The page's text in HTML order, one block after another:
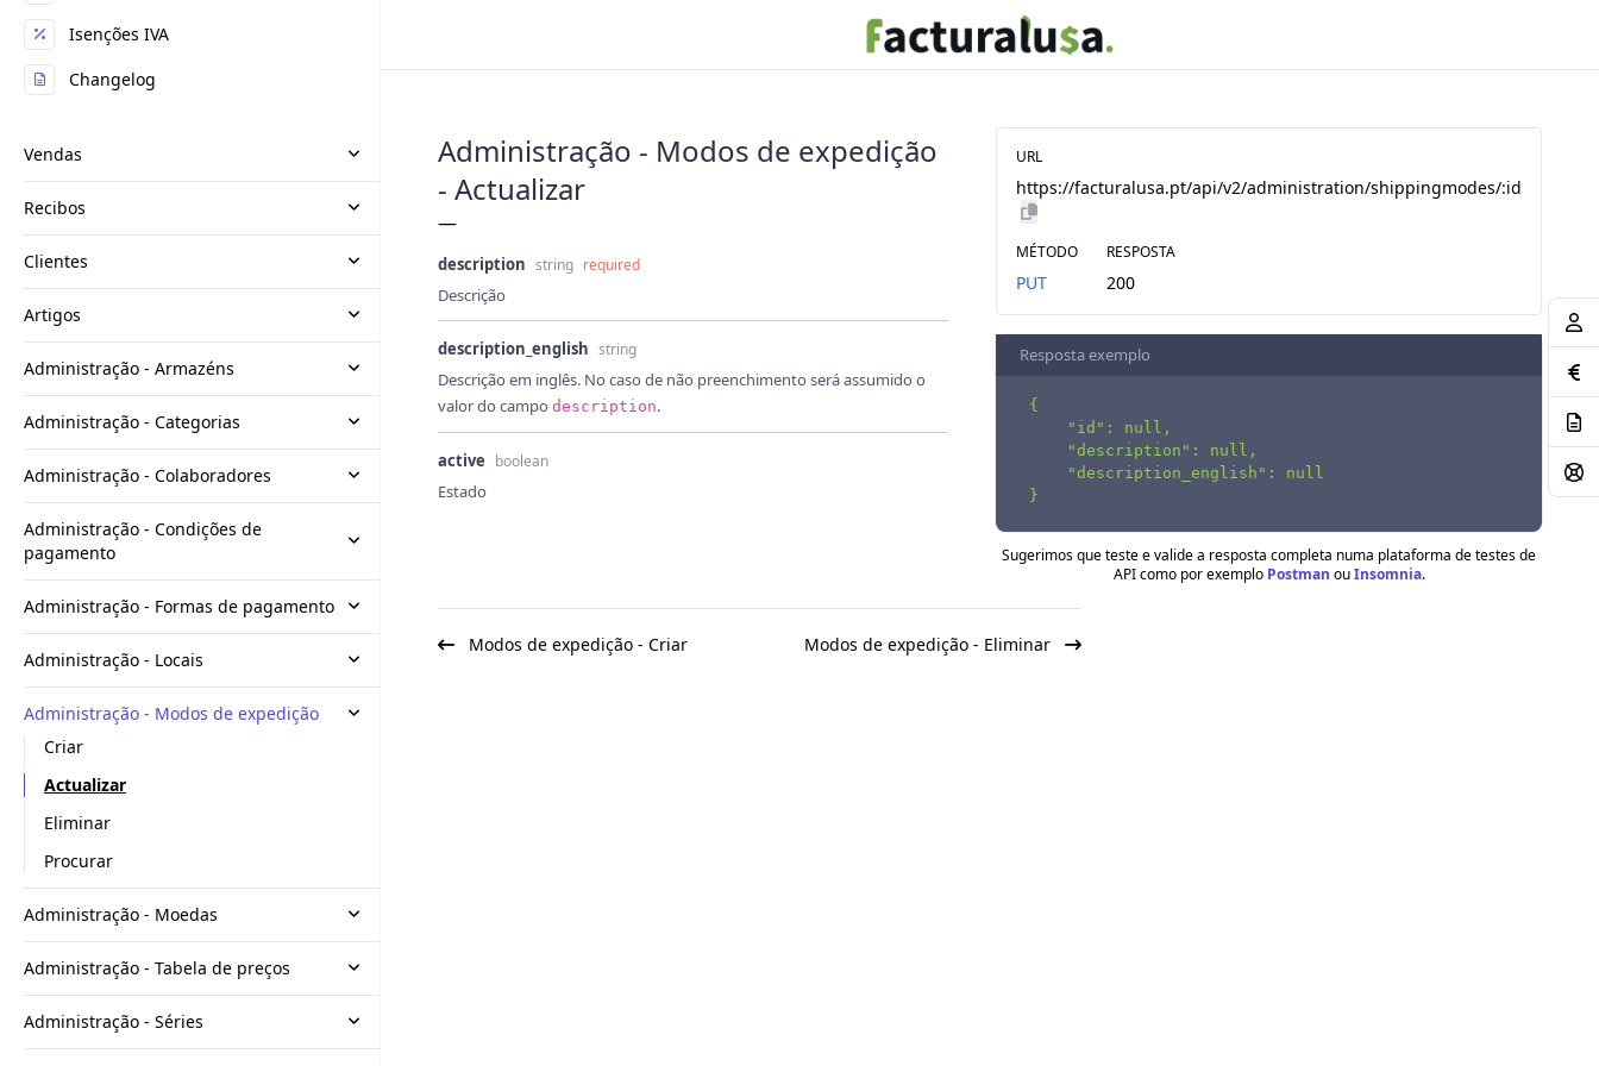
Isenções IVA
Changelog
Vendas
Recibos
Clientes
Artigos
Administração - Armazéns
Administração - Categorias
Administração - Colaboradores
Administração - Condições de
pagamento
Administração - Formas de pagamento
Administração - Locais
Administração - Modos de expedição
Criar
Actualizar
Eliminar
Procurar
Administração - Moedas
Administração - Tabela de preços
Administração - Séries
Administração - Modos de expedição
- Actualizar
—
description string required
Descrição
description_english string
Descrição em inglês. No caso de não preenchimento será assumido o
valor do campo description.
active boolean
Estado
URL
https://facturalusa.pt/api/v2/administration/shippingmodes/:id
MÉTODO
PUT
RESPOSTA
200
Resposta exemplo
{
    "id": null,
    "description": null,
    "description_english": null
}
Sugerimos que teste e valide a resposta completa numa plataforma de testes de
API como por exemplo Postman ouInsomnia.
Modos de expedição - Criar Modos de expedição - Eliminar